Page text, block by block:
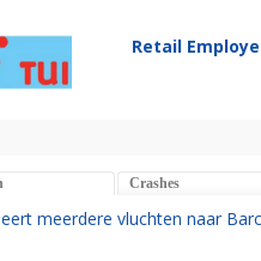
Retail
Crashes
meerdere vluchten naar